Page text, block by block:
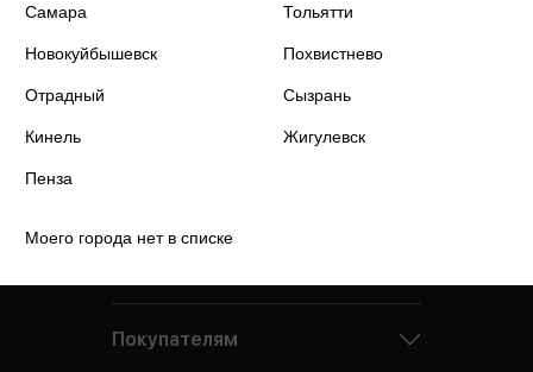
Самара Тольятти
Новокуйбышевск Похвистнево
Отрадный Сызрань
Кинель Жигулевск
Пенза
Моего города нет в списке
Покупателям